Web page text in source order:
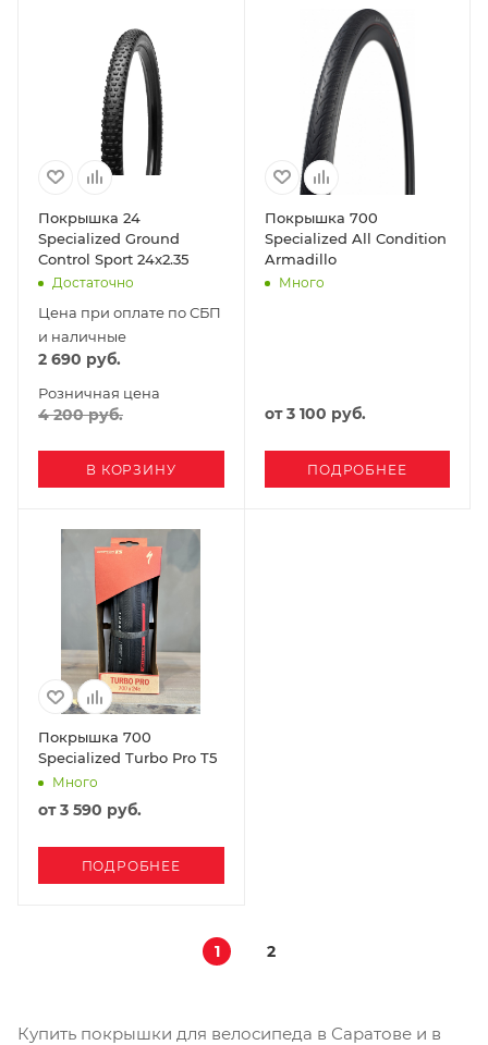
Покрышка 24
Specialized Ground
Control Sport 24x2.35
Достаточно
Цена при оплате по СБП
и наличные
2 690 руб.
Розничная цена
4 200руб.
В КОРЗИНУ
Покрышка 700
Specialized All Condition
Armadillo
Много
от3 100 руб.
ПОДРОБНЕЕ
Покрышка 700
Specialized Turbo Pro T5
Много
от3 590 руб.
ПОДРОБНЕЕ
1 2
Купить покрышки для велосипеда в Саратове и в